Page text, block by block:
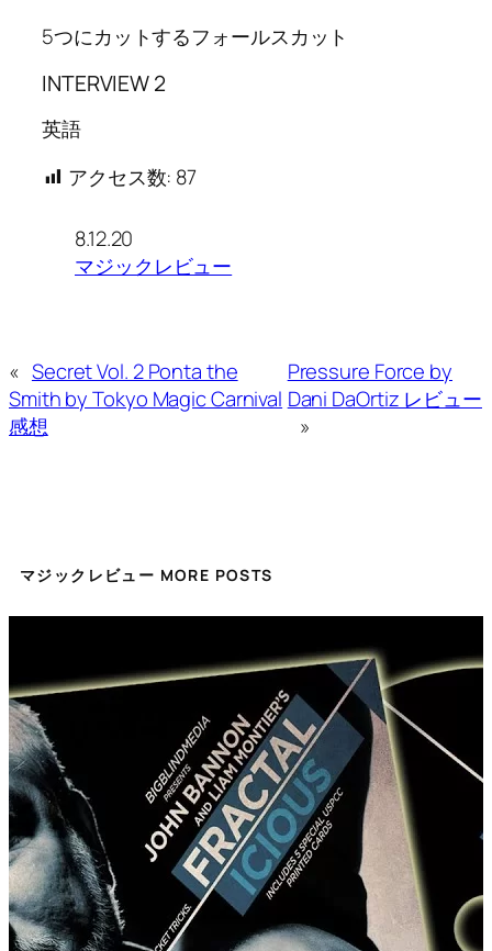
5つにカットするフォールスカット
INTERVIEW 2
英語
アクセス数: 87
8.12.20
マジックレビュー
« Secret Vol. 2 Ponta the
Smith by Tokyo Magic Carnival
感想
Pressure Force by
Dani DaOrtiz レビュー
»
マジックレビュー MORE POSTS